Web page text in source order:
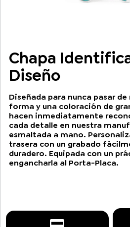
Chapa
Diseño
Diseñada para nunca pasar
forma y una coloración de
hacen inmediatamente
cada detalle en nuestra
esmaltada a mano.
trasera con un grabado
duradero. Equipada con un
engancharla al Porta-Placa.